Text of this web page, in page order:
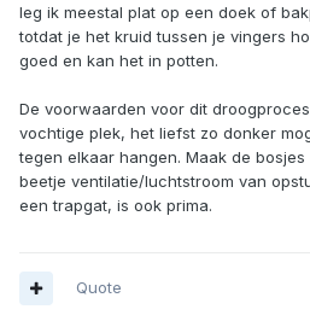
leg ik meestal plat op een doek of
totdat je het kruid tussen je vingers
goed en kan het in potten.
De voorwaarden voor dit
vochtige plek, het liefst zo donker
tegen elkaar hangen. Maak de
beetje ventilatie/luchtstroom van
een trapgat, is ook prima.
Quote